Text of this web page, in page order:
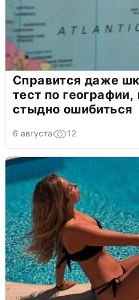
Справится даже
тест по
стыдно ошибиться
6 августа 12